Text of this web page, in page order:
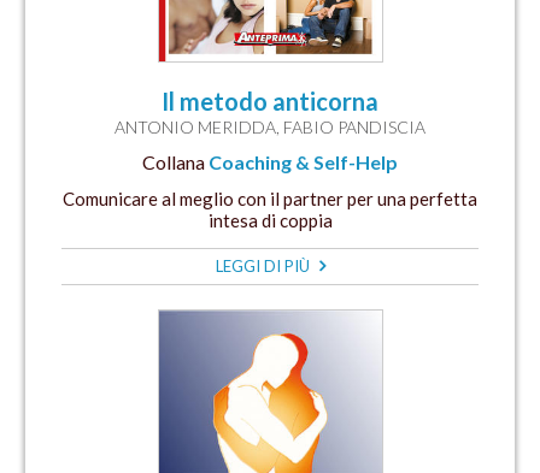
Il metodo anticorna
ANTONIO MERIDDA FABIO PANDISCIA
Collana Coaching & Self-Help
Comunicare al meglio con il partner per una perfetta
intesa di coppia
LEGGI DI PIÙ